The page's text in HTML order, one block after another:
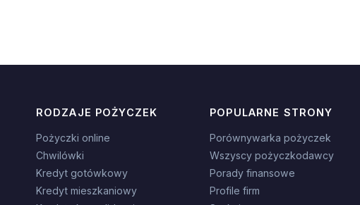
RODZAJE POŻYCZEK
Pożyczki online
Chwilówki
Kredyt gotówkowy
Kredyt mieszkaniowy
POPULARNE STRONY
Porównywarka pożyczek
Wszyscy pożyczkodawcy
Porady finansowe
Profile firm